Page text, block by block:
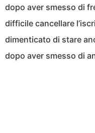
dopo aver smesso di
difficile cancellare
dimenticato di stare
dopo aver smesso di